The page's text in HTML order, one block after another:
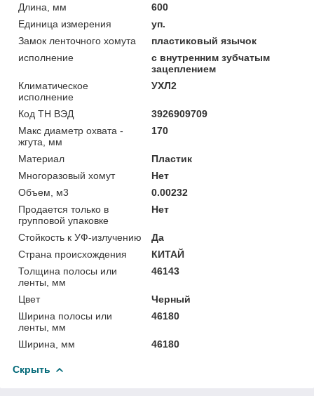
Длина, мм
600
Единица измерения
уп.
Замок ленточного хомута
пластиковый язычок
исполнение
с внутренним зубчатым
зацеплением
Климатическое
исполнение
УХЛ2
Код ТН ВЭД
3926909709
Макс диаметр охвата -
жгута, мм
170
Материал
Пластик
Многоразовый хомут
Нет
Объем, м3
0.00232
Продается только в
групповой упаковке
Нет
Стойкость к УФ-излучению
Да
Страна происхождения
КИТАЙ
Толщина полосы или
ленты, мм
46143
Цвет
Черный
Ширина полосы или
ленты, мм
46180
Ширина, мм 46180
Скрыть